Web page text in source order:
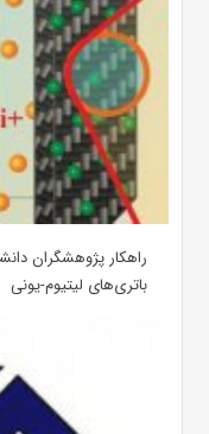
راهکار پژوهشگران
باتری‌های لیتیوم-یونی